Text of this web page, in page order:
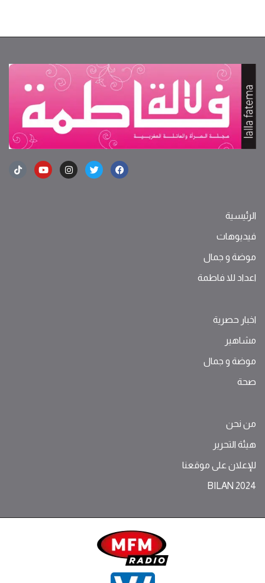
الرئيسية
فيديوهات
موضة ‫و‬ ‫‬‫جمال‬
اعداد للا فاطمة
اخبار حصرية
مشاهير
موضة ‫و‬ ‫‬‫جمال‬
صحة
من نحن
هيئة التحرير
للإعلان على موقعنا
BILAN 2024